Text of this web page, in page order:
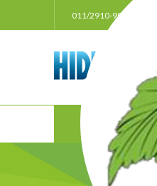
011/2910-999